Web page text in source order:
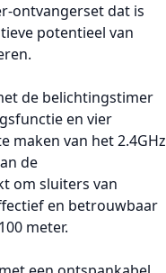
ontvangerset dat is
potentieel van
de belichtingstimer
en vier
maken van het 2.4GHz
de
om sluiters van
en betrouwbaar
meter.